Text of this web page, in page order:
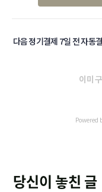
다음 정기결제 7일 전 자동
이미
Powered
당신이 놓친 글